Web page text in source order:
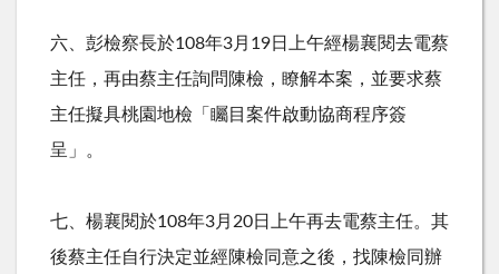
六、彭檢察長於108年3月 19日上午經楊襄閱去電蔡
主任，再由蔡主任詢問陳檢，瞭解本案，並要求蔡
主任擬具桃園地檢「矚目案件啟動協商程序簽
呈」。
七、楊襄閱於108年3月 20日上午再去電蔡主任。其
後蔡主任自行決定並經陳檢同意之後，找陳檢同辦